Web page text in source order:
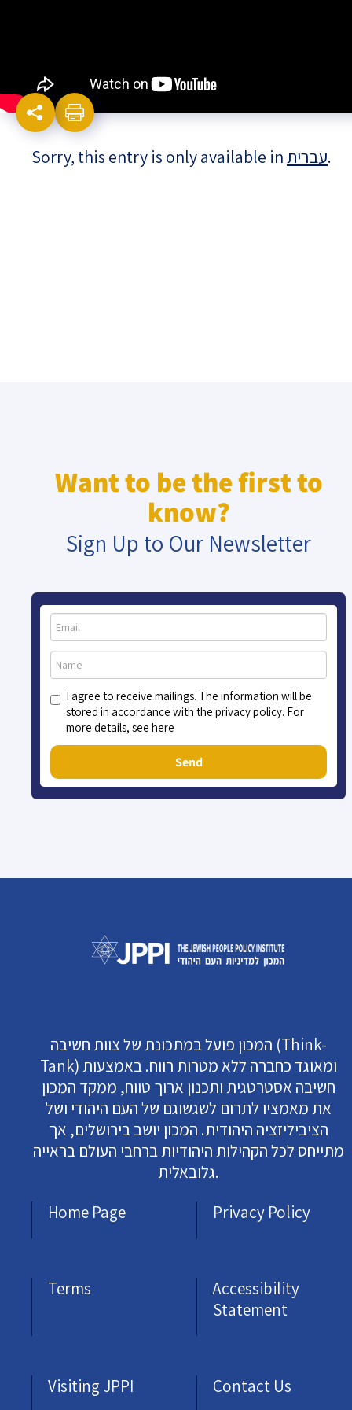
Sorry, this entry is only available inעברית.
Want to be the first to
know?
Sign Up to Our Newsletter
I agree to receive mailings. The information will be
stored in accordance with the privacy policy. For
more details, see here
Send
המכון פועל במתכונת של צוות חשיבה (Think-
Tank) ומאוגד כחברה ללא מטרות רווח. באמצעות
חשיבה אסטרטגית ותכנון ארוך טווח, ממקד המכון
את מאמציו לתרום לשגשוגם של העם היהודי ושל
הציביליזציה היהודית. המכון יושב בירושלים, אך
מתייחס לכל הקהילות היהודיות ברחבי העולם בראייה
גלובאלית.
Home Page
Privacy Policy
Terms
Accessibility
Statement
Visiting JPPI Contact Us